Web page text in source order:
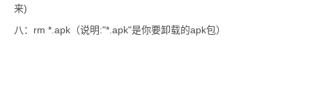
来)
八： rm *.apk （说明:"*.apk"是你要卸载的apk包）